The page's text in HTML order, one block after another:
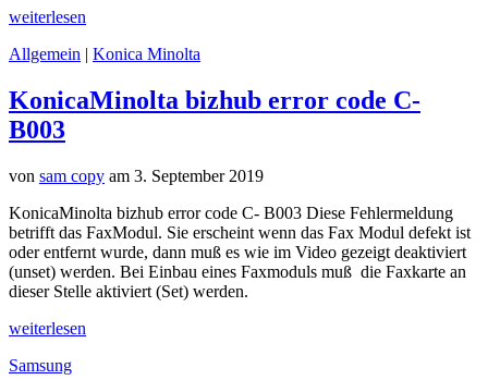
weiterlesen
Allgemein | Konica Minolta
KonicaMinolta bizhub error code C-
B003
von sam copy am 3. September 2019
KonicaMinolta bizhub error code C- B003 Diese Fehlermeldung
betrifft das FaxModul. Sie erscheint wenn das Fax Modul defekt ist
oder entfernt wurde, dann muß es wie im Video gezeigt deaktiviert
(unset) werden. Bei Einbau eines Faxmoduls muß die Faxkarte an
dieser Stelle aktiviert (Set) werden.
weiterlesen
Samsung